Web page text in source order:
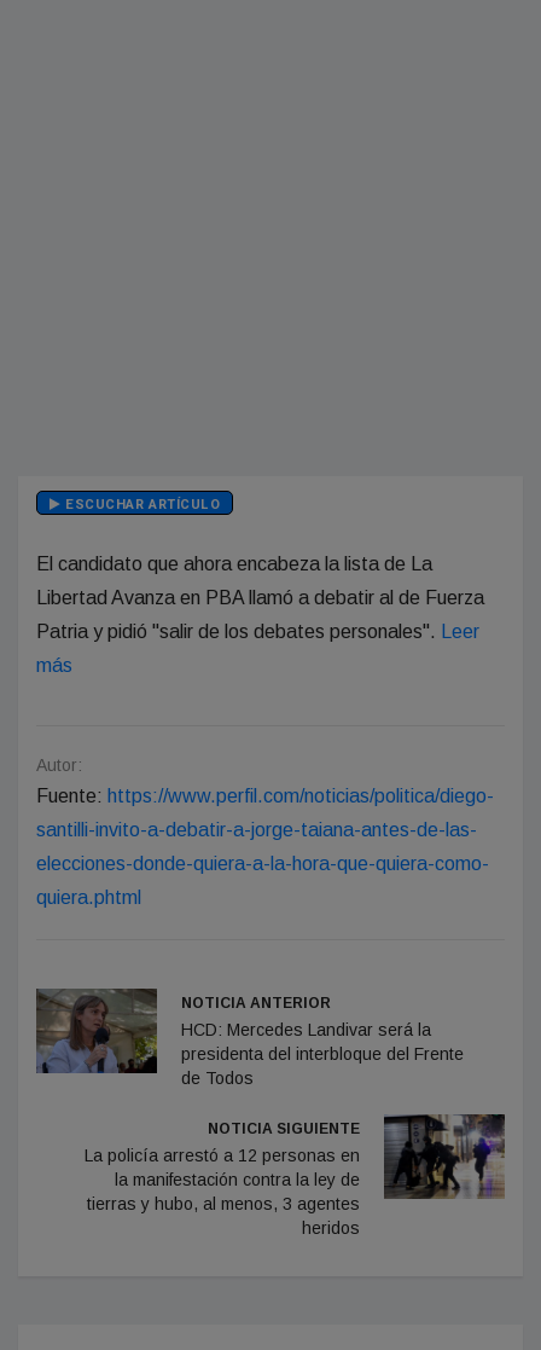
ESCUCHAR ARTÍCULO
El candidato que ahora encabeza la lista de La
Libertad Avanza en PBA llamó a debatir al de Fuerza
Patria y pidió "salir de los debates personales".
Leer
más
Autor:
Fuente: https://www.perfil.com/noticias/politica/diego-
santilli-invito-a-debatir-a-jorge-taiana-antes-de-las-
elecciones-donde-quiera-a-la-hora-que-quiera-como-
quiera.phtml
NOTICIA ANTERIOR
HCD: Mercedes Landivar será la
presidenta del interbloque del Frente
de Todos
NOTICIA SIGUIENTE
La policía arrestó a 12 personas en
la manifestación contra la ley de
tierras y hubo, al menos, 3 agentes
heridos